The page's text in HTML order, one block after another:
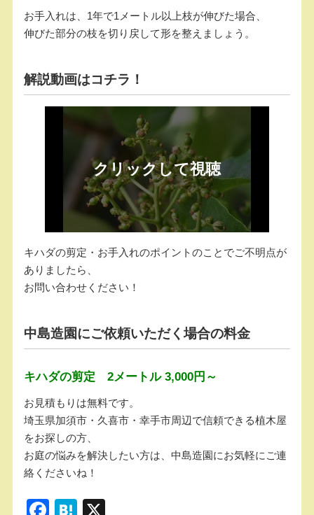
お手入れは、1年で1メートル以上枝が伸びた場合、
伸びた部分の枝を切り戻して形を整えましょう。
解説動画はコチラ！
キハダの剪定・お手入れのポイントのことでご不明点が
ありましたら、
お問い合わせください！
中島造園にご依頼いただく場合の料金
キハダの剪定 2メートル 3,000円～
お見積もりは無料です。
埼玉県加須市・久喜市・幸手市周辺で信頼できる植木屋
をお探しの方、
お庭の悩みを解決したい方は、中島造園にお気軽にご連
絡くださいね！